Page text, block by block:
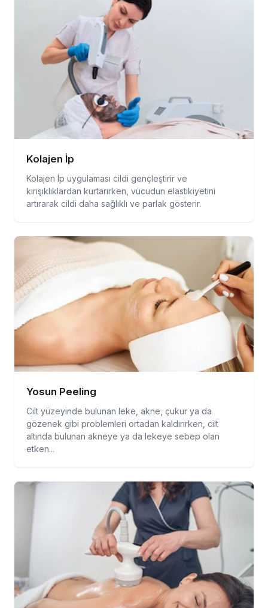
Kolajen İp
Kolajen İp uygulaması cildi gençleştirir ve
kırışıklıklardan kurtarırken, vücudun elastikiyetini
artırarak cildi daha sağlıklı ve parlak gösterir.
Yosun Peeling
Cilt yüzeyinde bulunan leke, akne, çukur ya da
gözenek gibi problemleri ortadan kaldırırken, cilt
altında bulunan akneye ya da lekeye sebep olan
etken...